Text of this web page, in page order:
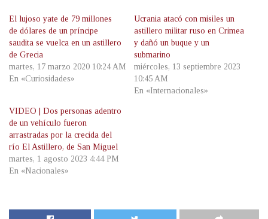
El lujoso yate de 79 millones
de dólares de un príncipe
saudita se vuelca en un astillero
de Grecia
martes, 17 marzo 2020 10:24 AM
En «Curiosidades»
Ucrania atacó con misiles un
astillero militar ruso en Crimea
y dañó un buque y un
submarino
miércoles, 13 septiembre 2023
10:45 AM
En «Internacionales»
VIDEO | Dos personas adentro
de un vehículo fueron
arrastradas por la crecida del
río El Astillero, de San Miguel
martes, 1 agosto 2023 4:44 PM
En «Nacionales»